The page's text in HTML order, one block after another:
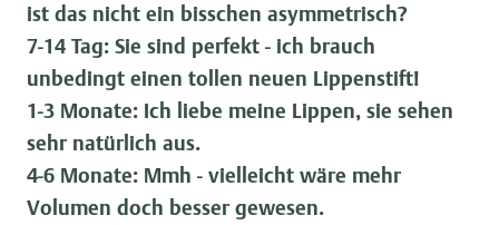
ist das nicht ein bisschen asymmetrisch?
7-14 Tag: Sie sind perfekt - ich brauch
unbedingt einen tollen neuen Lippenstift!
1-3 Monate: Ich liebe meine Lippen, sie sehen
sehr natürlich aus.
4-6 Monate: Mmh - vielleicht wäre mehr
Volumen doch besser gewesen.